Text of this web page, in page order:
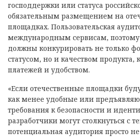
господдержки или статуса
обязательным размещением на
площадках. Пользовательская
международным сервисам,
должны конкурировать не только
статусом, но и качеством продукта,
платежей и удобством.
«Если отечественные площадки
как менее удобные или
требования к безопасности и
разработчики могут столкнуться с
потенциальная аудитория просто